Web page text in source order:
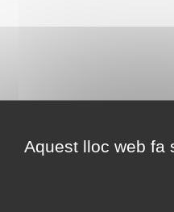
Aquest lloc web fa